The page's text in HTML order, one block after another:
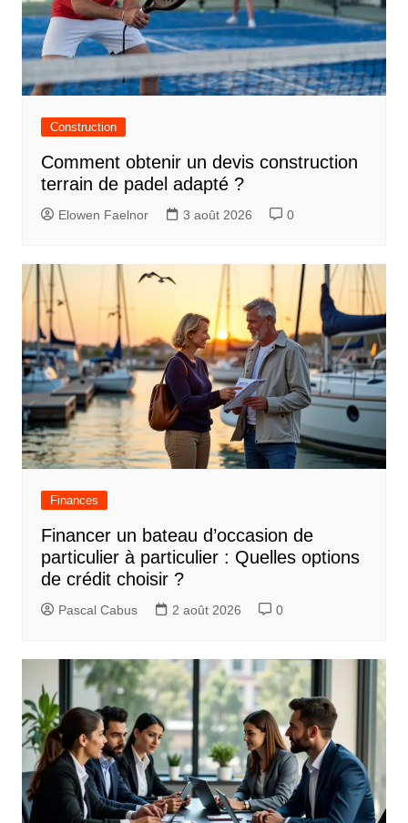
Construction
Comment obtenir un devis construction
terrain de padel adapté ?
Elowen Faelnor 3 août 2026 0
Finances
Financer un bateau d’occasion de
particulier à particulier : Quelles options
de crédit choisir ?
Pascal Cabus 2 août 2026 0